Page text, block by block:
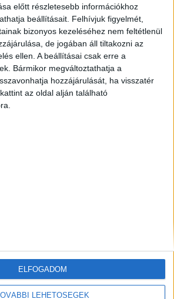
előtt részletesebb információkhoz
beállításait. Felhívjuk figyelmét,
bizonyos kezeléséhez nem feltétlenül
de jogában áll tiltakozni az
ellen. A beállításai csak erre a
Bármikor megváltoztathatja a
hozzájárulását, ha visszatér
az oldal alján található
LEHETŐSÉGEK
ELFOGADOM
3 óra telt el a létrehozás óta
tó ökológiai állapotát javítják: tíz
élőhelyvédelmi munkák
3 óra telt el a létrehozás óta
a vízhiány a somogyi erdőkben, új
keresnek
3 óra telt el a létrehozás óta